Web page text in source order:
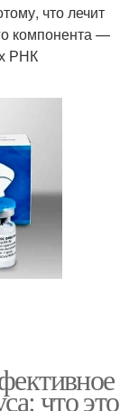
что лечит
компонента —
РНК
что это